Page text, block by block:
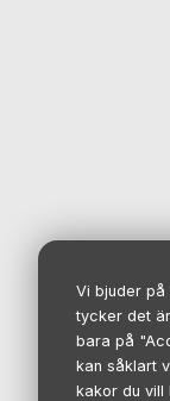
Vi bjuder på
tycker det
bara på
kan såklart
kakor du vill